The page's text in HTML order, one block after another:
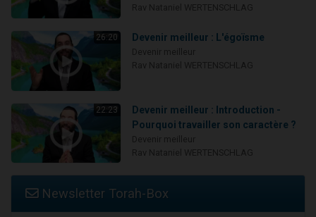
26:20 Devenir meilleur : L'égoïsme
22:23
Devenir meilleur : Introduction -
Pourquoi travailler son caractère ?
Newsletter Torah-Box